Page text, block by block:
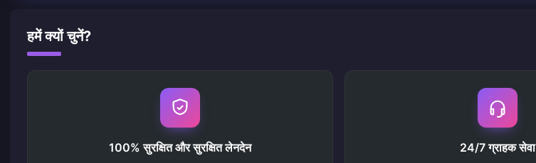
हमें क्यों चुनें?
100% सुरक्षित और सुरक्षित लेनदेन 24/7 ग्राहक सेवा